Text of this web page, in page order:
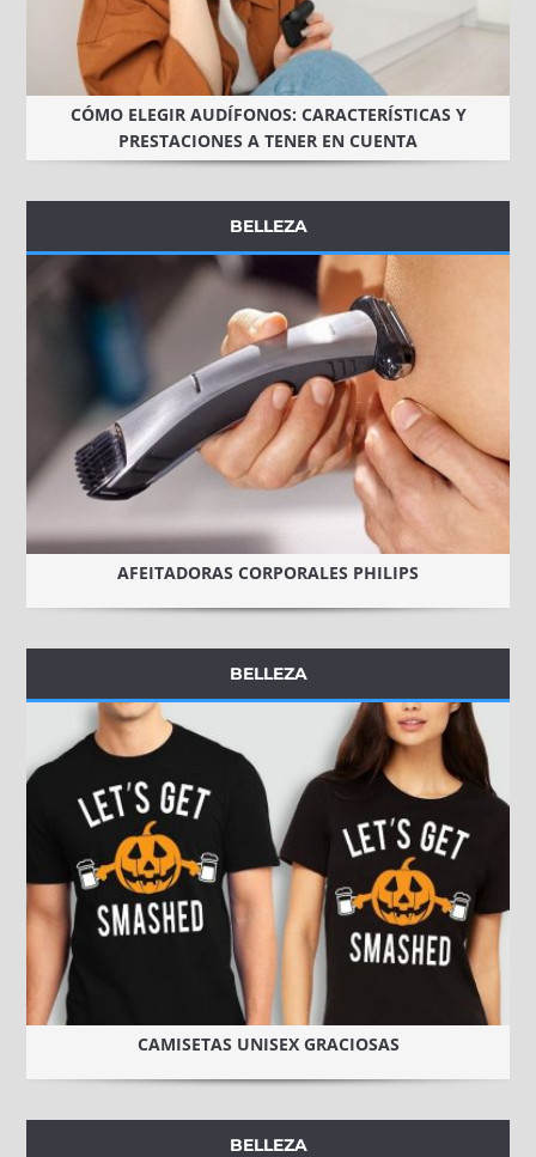
CÓMO ELEGIR AUDÍFONOS: CARACTERÍSTICAS Y
PRESTACIONES A TENER EN CUENTA
BELLEZA
AFEITADORAS CORPORALES PHILIPS
BELLEZA
CAMISETAS UNISEX GRACIOSAS
BELLEZA